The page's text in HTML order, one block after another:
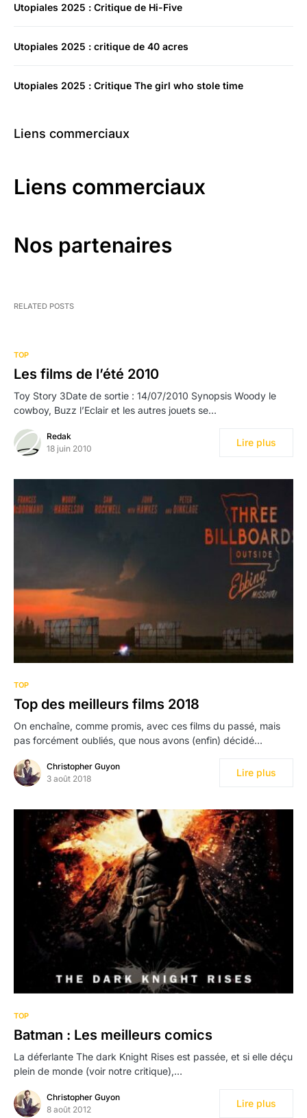
Utopiales 2025 : Critique de Hi-Five
Utopiales 2025 : critique de 40 acres
Utopiales 2025 : Critique The girl who stole time
Liens commerciaux
Liens commerciaux
Nos partenaires
RELATED POSTS
TOP
Les films de l’été 2010
Toy Story 3Date de sortie : 14/07/2010 Synopsis Woody le
cowboy, Buzz l’Eclair et les autres jouets se…
Redak
18 juin 2010
Lire plus
TOP
Top des meilleurs films 2018
On enchaîne, comme promis, avec ces films du passé, mais
pas forcément oubliés, que nous avons (enfin) décidé…
Christopher Guyon
3 août 2018
Lire plus
TOP
Batman : Les meilleurs comics
La déferlante The dark Knight Rises est passée, et si elle déçu
plein de monde (voir notre critique),…
Christopher Guyon
8 août 2012
Lire plus